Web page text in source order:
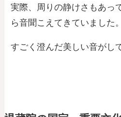
実際、周りの静けさもあっ
ら音聞こえてきていました。
すごく澄んだ美しい音がし